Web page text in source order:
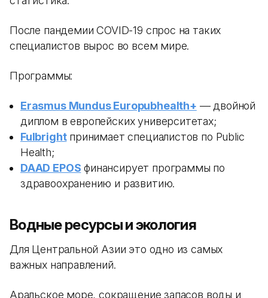
После пандемии COVID-19 спрос на таких
специалистов вырос во всем мире.
Программы:
Erasmus Mundus Europubhealth+ — двойной
диплом в европейских университетах;
Fulbrightпринимает специалистов по Public
Health;
DAAD EPOS финансирует программы по
здравоохранению и развитию.
Водные ресурсы и экология
Для Центральной Азии это одно из самых
важных направлений.
Аральское море, сокращение запасов воды и